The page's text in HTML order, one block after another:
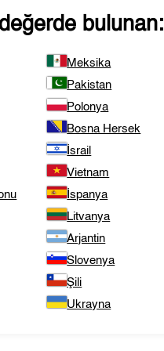
bulunan:
Meksika
Pakistan
Polonya
Bosna Hersek
İsrail
Vietnam
İspanya
Litvanya
Arjantin
Slovenya
Şili
Ukrayna